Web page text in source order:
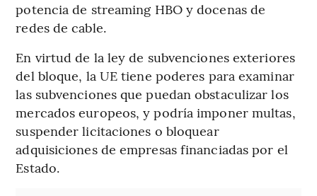
potencia de streaming HBO y docenas de
redes de cable.
En virtud de la ley de subvenciones exteriores
del bloque, la UE tiene poderes para examinar
las subvenciones que puedan obstaculizar los
mercados europeos, y podría imponer multas,
suspender licitaciones o bloquear
adquisiciones de empresas financiadas por el
Estado.